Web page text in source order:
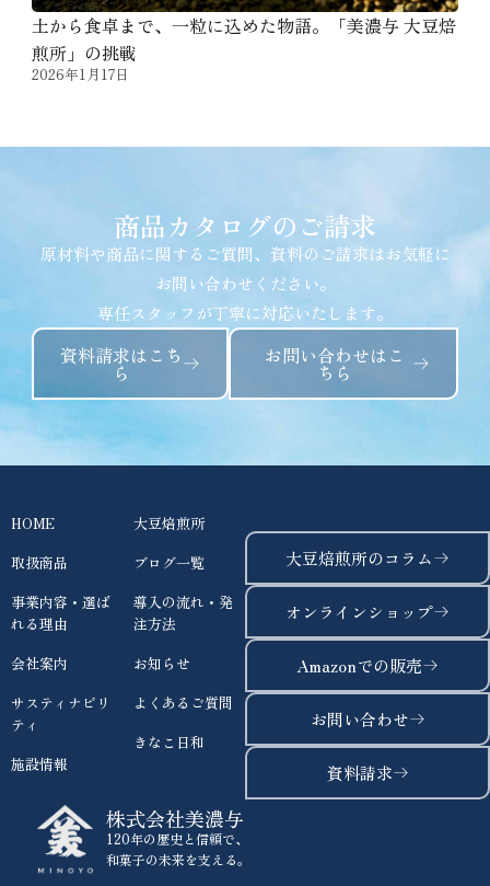
土から食卓まで、一粒に込めた物語。「美濃与 大豆焙
煎所」の挑戦
2026年1月17日
商品カタログのご請求
原材料や商品に関するご質問、資料のご請求はお気軽に
お問い合わせください。
専任スタッフが丁寧に対応いたします。
資料請求はこち
ら
お問い合わせはこ
ちら
株式会社美濃与
120年の歴史と信頼で、
和菓子の未来を支える。
HOME
取扱商品
事業内容・選ば
れる理由
会社案内
サスティナビリ
ティ
施設情報
大豆焙煎所
ブログ一覧
導入の流れ・発
注方法
お知らせ
よくあるご質問
きなこ日和
大豆焙煎所のコラム
オンラインショップ
Amazonでの販売
お問い合わせ
資料請求